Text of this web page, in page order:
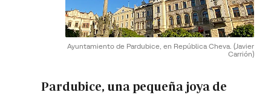
Ayuntamiento de Pardubice, en República Cheva. (Javier
Carrión)
Pardubice, una pequeña joya de